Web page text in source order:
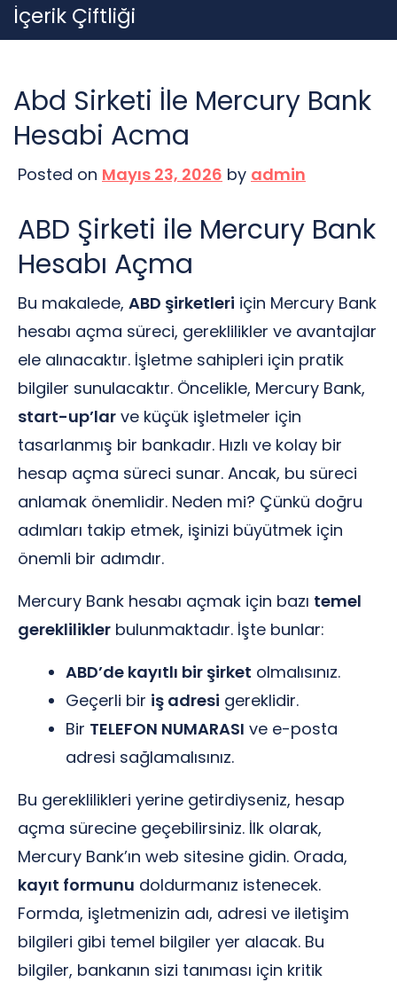
Skip
to
İçerik Çiftliği
Abd Sirketi İle Mercury Bank
Hesabi Acma
Posted on Mayıs 23, 2026 by admin
ABD Şirketi ile Mercury Bank
Hesabı Açma
Bu makalede, ABD şirketleri için Mercury Bank
hesabı açma süreci, gereklilikler ve avantajlar
ele alınacaktır. İşletme sahipleri için pratik
bilgiler sunulacaktır. Öncelikle, Mercury Bank,
start-up’lar ve küçük işletmeler için
tasarlanmış bir bankadır. Hızlı ve kolay bir
hesap açma süreci sunar. Ancak, bu süreci
anlamak önemlidir. Neden mi? Çünkü doğru
adımları takip etmek, işinizi büyütmek için
önemli bir adımdır.
Mercury Bank hesabı açmak için bazı temel
gereklilikler bulunmaktadır. İşte bunlar:
ABD’de kayıtlı bir şirket olmalısınız.
Geçerli bir iş adresi gereklidir.
Bir TELEFON NUMARASI ve e-posta
adresi sağlamalısınız.
Bu gereklilikleri yerine getirdiyseniz, hesap
açma sürecine geçebilirsiniz. İlk olarak,
Mercury Bank’ın web sitesine gidin. Orada,
kayıt formunu doldurmanız istenecek.
Formda, işletmenizin adı, adresi ve iletişim
bilgileri gibi temel bilgiler yer alacak. Bu
bilgiler, bankanın sizi tanıması için kritik